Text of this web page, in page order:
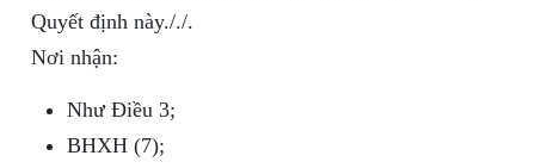
Quyết định này././.
Nơi nhận:
Như Điều 3;
BHXH (7);